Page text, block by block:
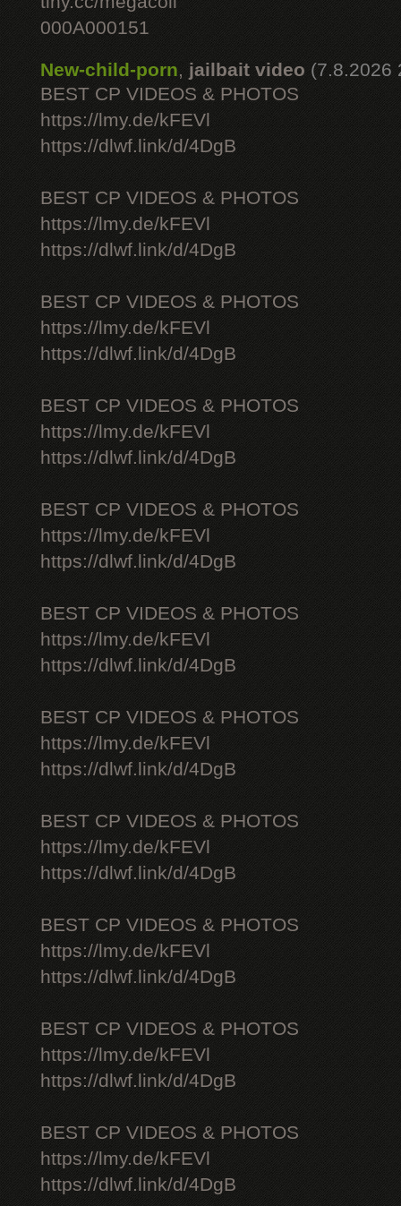
000A000151
New-child-porn, jailbait video (7.8.2026
BEST CP VIDEOS & PHOTOS
https://lmy.de/kFEVl
https://dlwf.link/d/4DgB
BEST CP VIDEOS & PHOTOS
https://lmy.de/kFEVl
https://dlwf.link/d/4DgB
BEST CP VIDEOS & PHOTOS
https://lmy.de/kFEVl
https://dlwf.link/d/4DgB
BEST CP VIDEOS & PHOTOS
https://lmy.de/kFEVl
https://dlwf.link/d/4DgB
BEST CP VIDEOS & PHOTOS
https://lmy.de/kFEVl
https://dlwf.link/d/4DgB
BEST CP VIDEOS & PHOTOS
https://lmy.de/kFEVl
https://dlwf.link/d/4DgB
BEST CP VIDEOS & PHOTOS
https://lmy.de/kFEVl
https://dlwf.link/d/4DgB
BEST CP VIDEOS & PHOTOS
https://lmy.de/kFEVl
https://dlwf.link/d/4DgB
BEST CP VIDEOS & PHOTOS
https://lmy.de/kFEVl
https://dlwf.link/d/4DgB
BEST CP VIDEOS & PHOTOS
https://lmy.de/kFEVl
https://dlwf.link/d/4DgB
BEST CP VIDEOS & PHOTOS
https://lmy.de/kFEVl
https://dlwf.link/d/4DgB